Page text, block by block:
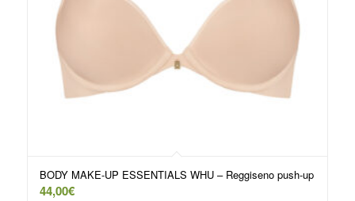
BODY MAKE-UP ESSENTIALS WHU – Reggiseno push-up
44,00€